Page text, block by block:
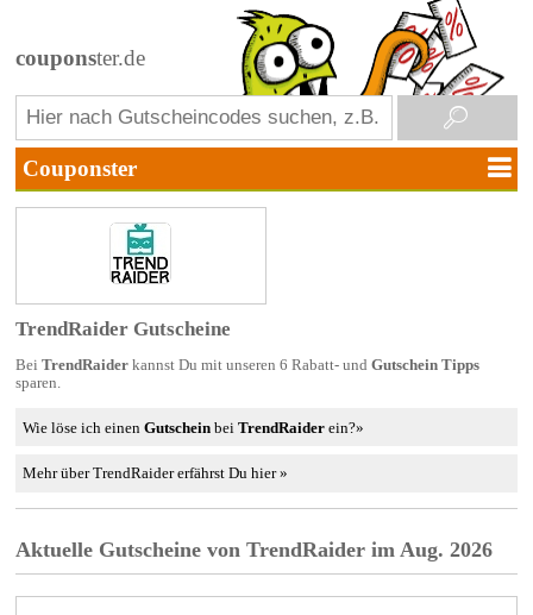
couponster.de
TrendRaider Gutscheine
Bei TrendRaiderkannst Du mit unseren 6 Rabatt- und Gutschein Tipps
sparen.
Wie löse ich einenGutschein beiTrendRaider ein?»
Mehr über TrendRaider erfährst Du hier »
Aktuelle Gutscheine von TrendRaider im Aug. 2026